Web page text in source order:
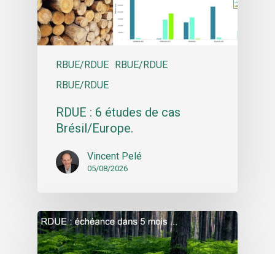
RBUE/RDUE RBUE/RDUE
RBUE/RDUE
RDUE : 6 études de cas
Brésil/Europe.
Vincent Pelé
05/08/2026